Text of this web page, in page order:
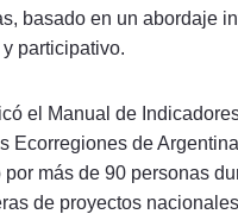
basado en un abordaje
participativo.
el Manual de
Ecorregiones de
más de 90 personas
de proyectos